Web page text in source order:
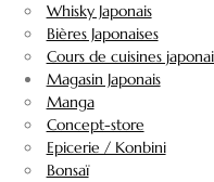
Whisky Japonais
Bières Japonaises
Cours de cuisines
Magasin Japonais
Manga
Concept-store
Epicerie / Konbini
Bonsaï